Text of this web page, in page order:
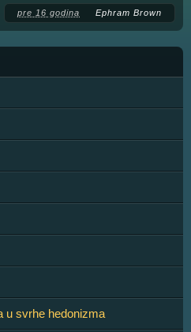
pre 16 godina Ephram Brown
u svrhe hedonizma